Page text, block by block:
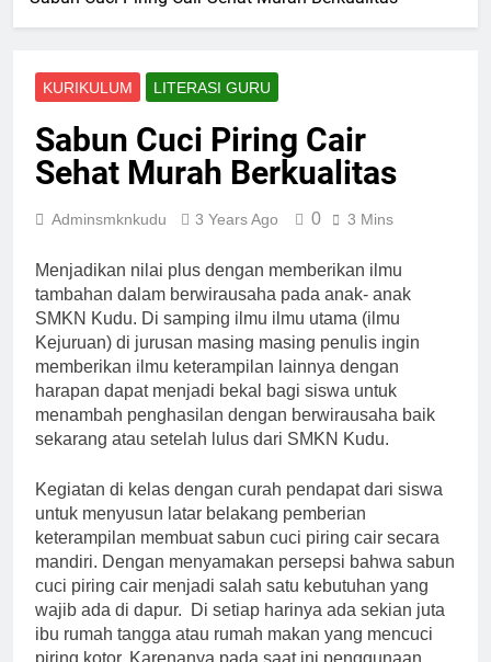
KURIKULUM LITERASI GURU
Sabun Cuci Piring Cair
Sehat Murah Berkualitas
Adminsmknkudu 3 Years Ago 0 3 Mins
Menjadikan nilai plus dengan memberikan ilmu
tambahan dalam berwirausaha pada anak- anak
SMKN Kudu. Di samping ilmu ilmu utama (ilmu
Kejuruan) di jurusan masing masing penulis ingin
memberikan ilmu keterampilan lainnya dengan
harapan dapat menjadi bekal bagi siswa untuk
menambah penghasilan dengan berwirausaha baik
sekarang atau setelah lulus dari SMKN Kudu.
Kegiatan di kelas dengan curah pendapat dari siswa
untuk menyusun latar belakang pemberian
keterampilan membuat sabun cuci piring cair secara
mandiri. Dengan menyamakan persepsi bahwa sabun
cuci piring cair menjadi salah satu kebutuhan yang
wajib ada di dapur. Di setiap harinya ada sekian juta
ibu rumah tangga atau rumah makan yang mencuci
piring kotor. Karenanya pada saat ini penggunaan